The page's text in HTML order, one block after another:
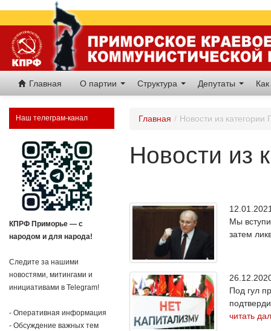
Главная О партии Структура Депутаты
Наш телеграм-канал
КПРФ Приморье — с
народом и для народа!
Следите за нашими
новостями, митингами и
инициативами в Telegram!
- Оперативная информация
- Обсуждение важных тем
Главная / Новости из категории
Новости из
Мы
затем
Под гул
читать